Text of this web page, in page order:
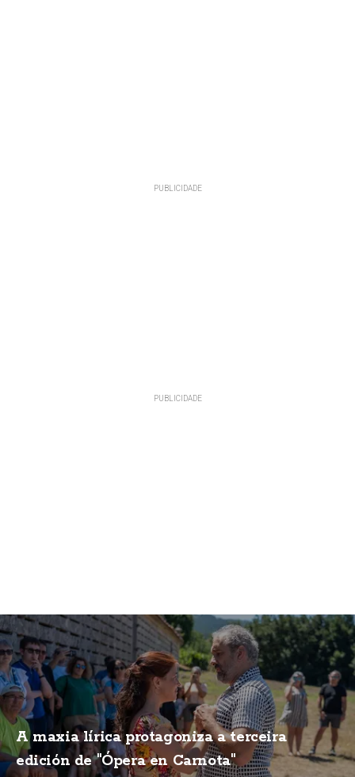
A maxia lírica protagoniza a terceira
edición de "Ópera en Carnota"